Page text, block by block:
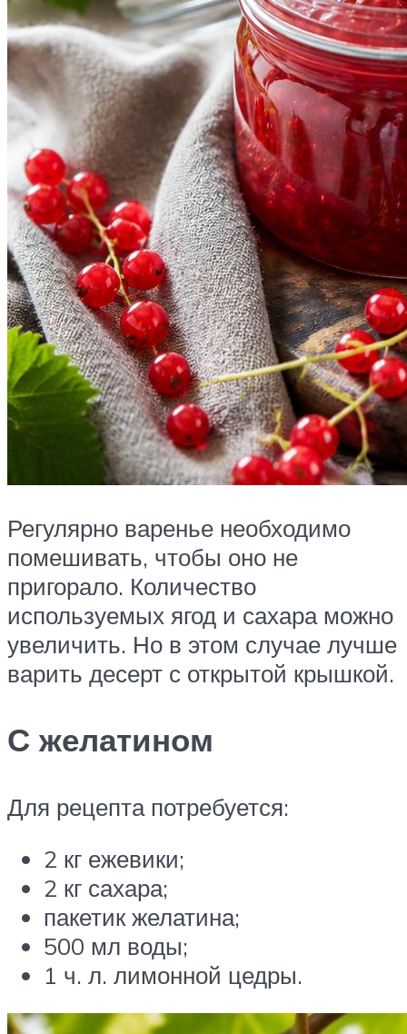
Регулярно варенье необходимо
помешивать, чтобы оно не
пригорало. Количество
используемых ягод и сахара можно
увеличить. Но в этом случае лучше
варить десерт с открытой крышкой.
С желатином
Для рецепта потребуется:
2 кг ежевики;
2 кг сахара;
пакетик желатина;
500 мл воды;
1 ч. л. лимонной цедры.